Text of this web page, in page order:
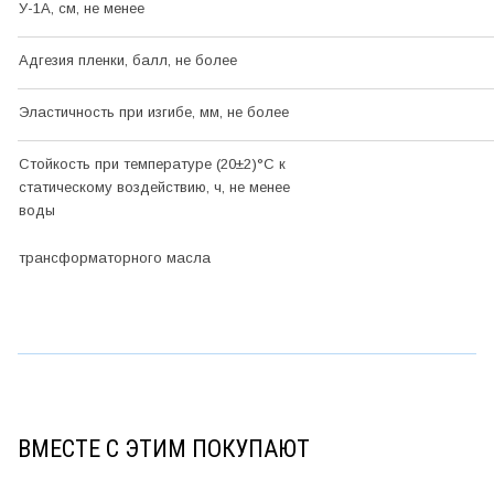
У-1А, см, не менее
Адгезия пленки, балл, не более
Эластичность при изгибе, мм, не более
Стойкость при температуре (20±2)°С к
статическому воздействию, ч, не менее
воды
трансформаторного масла
ВМЕСТЕ С ЭТИМ ПОКУПАЮТ